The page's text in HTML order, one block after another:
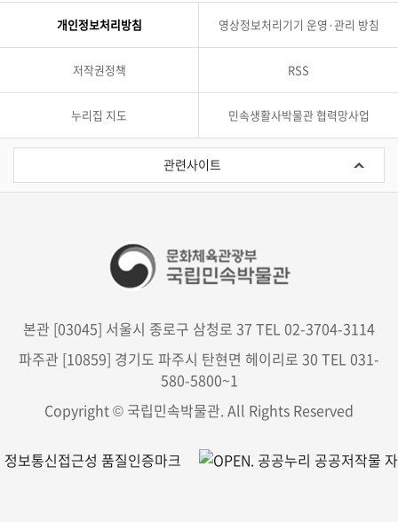
개인정보처리방침 영상정보처리기기 운영·관리 방침
저작권정책 RSS
누리집 지도 민속생활사박물관 협력망사업
관
이
관련사이트
본관 [03045] 서울시 종로구 삼청로 37 TEL 02-3704-3114
파주관 [10859] 경기도 파주시 탄현면 헤이리로 30 TEL 031-
580-5800~1
Copyright © 국립민속박물관. All Rights Reserved